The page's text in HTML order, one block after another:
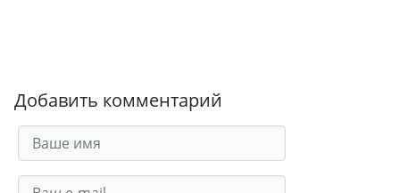
Добавить комментарий